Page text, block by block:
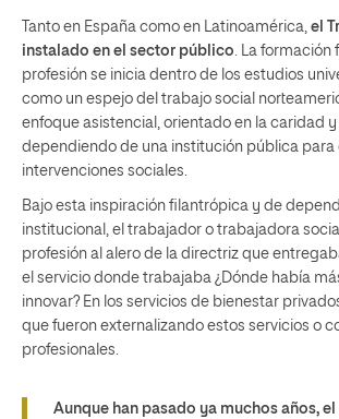
Tanto en España como en Latinoamérica, el
instalado en el sector público. La formación
profesión se inicia dentro de los estudios
como un espejo del trabajo social
enfoque asistencial, orientado en la caridad
dependiendo de una institución pública para
intervenciones sociales.
Bajo esta inspiración filantrópica y de
institucional, el trabajador o trabajadora
profesión al alero de la directriz que
el servicio donde trabajaba ¿Dónde había
innovar? En los servicios de bienestar
que fueron externalizando estos servicios o
profesionales.
Aunque han pasado ya muchos años,